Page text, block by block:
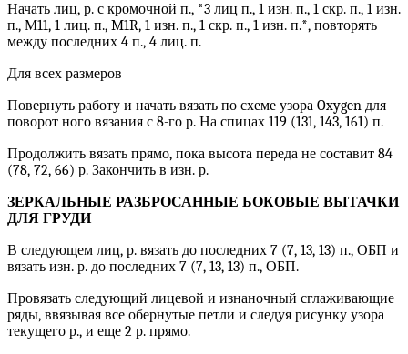
Начать лиц, р. с кромочной п., *3 лиц п., 1 изн. п., 1 скр. п., 1 изн.
п., М11, 1 лиц. п., M1R, 1 изн. п., 1 скр. п., 1 изн. п.*, повторять
между последних 4 п., 4 лиц. п.
Для всех размеров
Повернуть работу и начать вязать по схеме узора Oxygen для
поворот ного вязания с 8-го р. На спицах 119 (131, 143, 161) п.
Продолжить вязать прямо, пока высота переда не составит 84
(78, 72, 66) р. Закончить в изн. р.
ЗЕРКАЛЬНЫЕ РАЗБРОСАННЫЕ БОКОВЫЕ ВЫТАЧКИ
ДЛЯ ГРУДИ
В следующем лиц, р. вязать до последних 7 (7, 13, 13) п., ОБП и
вязать изн. р. до последних 7 (7, 13, 13) п., ОБП.
Провязать следующий лицевой и изнаночный сглаживающие
ряды, ввязывая все обернутые петли и следуя рисунку узора
текущего р., и еще 2 р. прямо.